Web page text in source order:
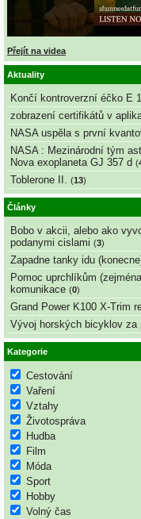
Přejít na videa
Aktuality
Končí kontroverzní éčko E
zobrazení certifikátů v
NASA uspěla s první
NASA : Mezinárodní tým
Nova exoplaneta GJ 357 d (
Toblerone II. (13)
Články
Bobo v akcii, alebo ako
podanymi cislami (3)
Zapadne tanky idu
Pomoc uprchlíkům
komunikace (0)
Grand Power K100 X-Trim
Vývoj horských bicyklov za
Kategorie
Cestování
Vaření
Vztahy
Životospráva
Hudba
Film
Móda
Sport
Hobby
Volný čas